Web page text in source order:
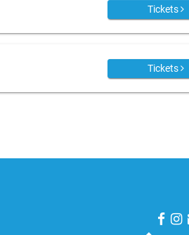
Tickets
Tickets